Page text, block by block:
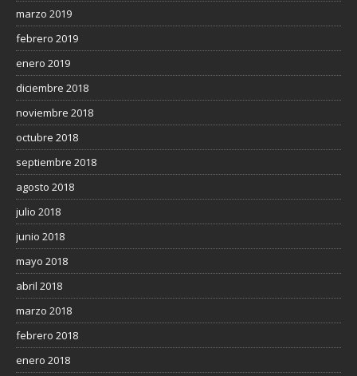
marzo 2019
febrero 2019
enero 2019
diciembre 2018
noviembre 2018
octubre 2018
septiembre 2018
agosto 2018
julio 2018
junio 2018
mayo 2018
abril 2018
marzo 2018
febrero 2018
enero 2018